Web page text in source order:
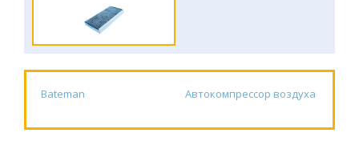
Bateman Автокомпрессор воздуха